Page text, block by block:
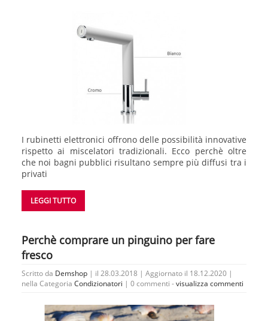
I rubinetti elettronici offrono delle possibilità innovative
rispetto ai miscelatori tradizionali. Ecco perchè oltre
che noi bagni pubblici risultano sempre più diffusi tra i
privati
LEGGI TUTTO
Perchè comprare un pinguino per fare
fresco
Scritto da Demshop | il 28.03.2018 | Aggiornato il 18.12.2020 |
nella Categoria Condizionatori | 0 commenti -visualizza commenti